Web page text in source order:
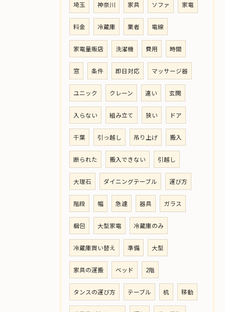
埼玉 神奈川 家具 ソファ 家電
料金 冷蔵庫 業者 電線
家電量販店 洗濯機 費用 時間
窓 条件 即日対応 マッサージ器
ユニック クレーン 違い 玄関
入らない 組み立て 狭い ドア
千葉 引っ越し 吊り上げ 搬入
断られた 搬入できない 引越し
大理石 ダイニングテーブル 運び方
階段 幅 急遽 器具 ガラス
梱包 大型家電 冷蔵庫のみ
冷蔵庫買い替え 準備 大型
家具の運搬 ベッド 2階
タンスの運び方 テーブル 机 移動